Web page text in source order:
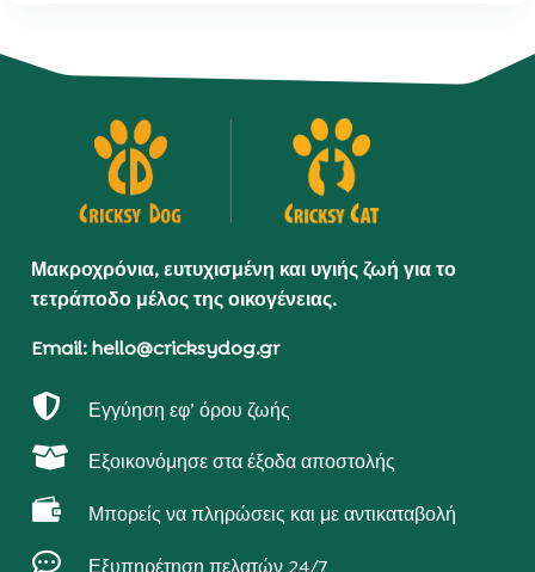
Μακροχρόνια, ευτυχισμένη και υγιής ζωή για το
τετράποδο μέλος της οικογένειας.
Email: hello@cricksydog.gr
 Εγγύηση εφ’ όρου ζωής
 Εξοικονόμησε στα έξοδα αποστολής
 Μπορείς να πληρώσεις και με αντικαταβολή
 Εξυπηρέτηση πελατών 24/7